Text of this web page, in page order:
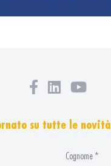
su tutte le novità